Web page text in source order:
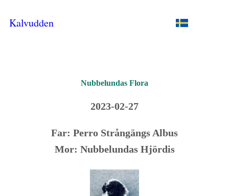
Kalvudden
Nubbelundas Flora
2023-02-27
Far: Perro Strångängs Albus
Mor: Nubbelundas Hjördis